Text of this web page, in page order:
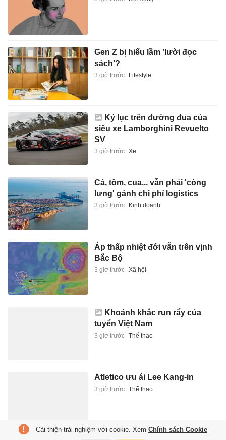
Gen Z bị hiểu lầm 'lười đọc
sách'?
3 giờ trước Lifestyle
Kỷ lục trên đường đua của
siêu xe Lamborghini Revuelto
SV
3 giờ trước Xe
Cá, tôm, cua... vẫn phải 'còng
lưng' gánh chi phí logistics
3 giờ trước Kinh doanh
Áp thấp nhiệt đới vẫn trên vịnh
Bắc Bộ
3 giờ trước Xã hội
Khoảnh khắc run rẩy của
tuyển Việt Nam
3 giờ trước Thể thao
Atletico ưu ái Lee Kang-in
3 giờ trước Thể thao
Cải thiện trải nghiệm với cookie. Xem Chính sách Cookie